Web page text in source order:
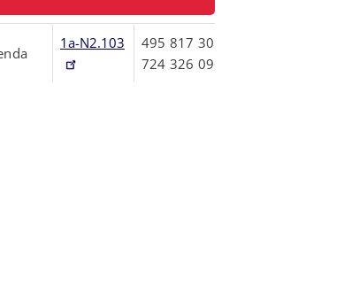
1a-N2.103
495817305
724326096